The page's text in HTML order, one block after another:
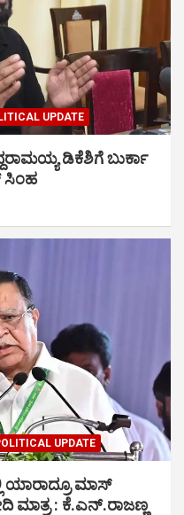
UPDATE
ಡಿಕೆಶಿಗೆ ಬುರ್ಕಾ
ಸಿಂಹ
UPDATE
ಯಾರಾದ್ರೂ ಮಾಸ್
ಮಾತ್ರ : ಕೆ.ಎನ್.ರಾಜಣ್ಣ